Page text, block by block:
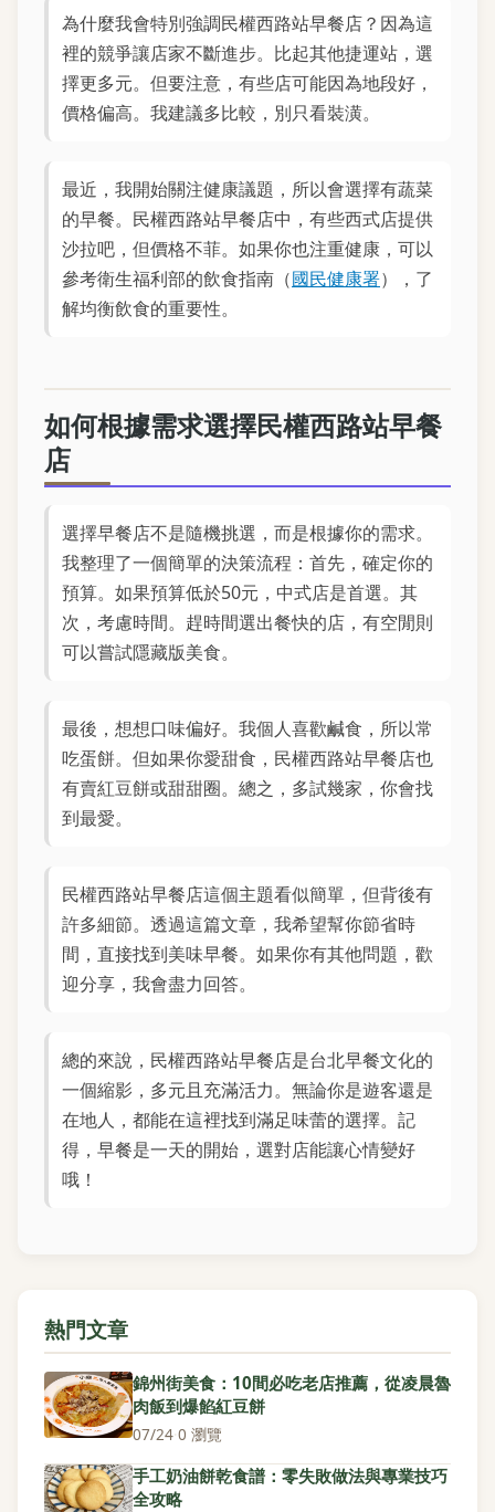
為什麼我會特別強調民權西路站早餐店？因為這
裡的競爭讓店家不斷進步。比起其他捷運站，選
擇更多元。但要注意，有些店可能因為地段好，
價格偏高。我建議多比較，別只看裝潢。
最近，我開始關注健康議題，所以會選擇有蔬菜
的早餐。民權西路站早餐店中，有些西式店提供
沙拉吧，但價格不菲。如果你也注重健康，可以
參考衛生福利部的飲食指南（國民健康署），了
解均衡飲食的重要性。
如何根據需求選擇民權西路站早餐
店
選擇早餐店不是隨機挑選，而是根據你的需求。
我整理了一個簡單的決策流程：首先，確定你的
預算。如果預算低於50元，中式店是首選。其
次，考慮時間。趕時間選出餐快的店，有空閒則
可以嘗試隱藏版美食。
最後，想想口味偏好。我個人喜歡鹹食，所以常
吃蛋餅。但如果你愛甜食，民權西路站早餐店也
有賣紅豆餅或甜甜圈。總之，多試幾家，你會找
到最愛。
民權西路站早餐店這個主題看似簡單，但背後有
許多細節。透過這篇文章，我希望幫你節省時
間，直接找到美味早餐。如果你有其他問題，歡
迎分享，我會盡力回答。
總的來說，民權西路站早餐店是台北早餐文化的
一個縮影，多元且充滿活力。無論你是遊客還是
在地人，都能在這裡找到滿足味蕾的選擇。記
得，早餐是一天的開始，選對店能讓心情變好
哦！
熱門文章
錦州街美食：10間必吃老店推薦，從凌晨魯
肉飯到爆餡紅豆餅
07/24·0 瀏覽
手工奶油餅乾食譜：零失敗做法與專業技巧
全攻略